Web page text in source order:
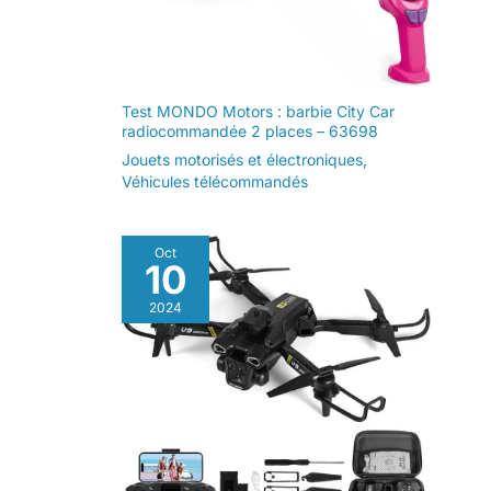
Test MONDO Motors : barbie City Car
radiocommandée 2 places – 63698
Jouets motorisés et électroniques,
Véhicules télécommandés
Oct
10
2024